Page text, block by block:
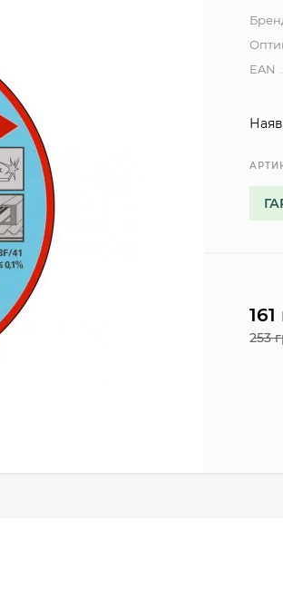
EAN
253